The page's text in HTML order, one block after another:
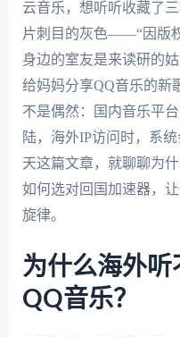
云音乐，想听听收藏了
片刺目的灰色——“因版
身边的室友是来读研的
给妈妈分享QQ音乐的新
不是偶然：国内音乐平
陆，海外IP访问时，系
天这篇文章，就聊聊为
如何选对回国加速器，
旋律。
为什么海外听
QQ音乐？